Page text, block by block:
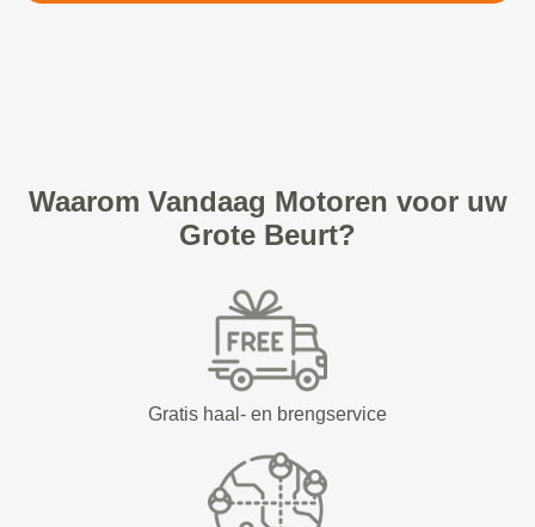
Waarom Vandaag Motoren voor uw
Grote Beurt?
Gratis haal- en brengservice